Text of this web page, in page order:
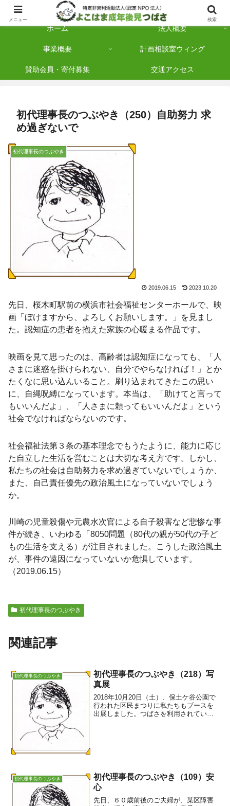
横浜市保土ケ谷区を拠点に「法人後見」を多数手がけている認定NPO法人です
ホーム 法人概要
事業概要 計画相談室ウィング
賛助会員・寄付募集 交通アクセス
初代理事長のつぶやき（250）自助努力 求
め過ぎないで
初代理事長のつぶやき
2019.06.15 2023.10.20
先日、桜木町駅前の横浜市社会福祉センターホールで、映
画「ぼけますから、よろしくお願いします。」を見まし
た。認知症の患者を抱えた家族の心暖まる作品です。
映画を見て思ったのは、高齢者は認知症になっても、「人
さまに迷惑を掛けられない、自分でやらなければ！」とか
たくなに思い込んいること。刷り込まれてきたこの思い
に、自縄呪縛になっています。本当は、「助けてと言って
もいいんだよ」、「人さまに頼ってもいいんだよ」という
社会でなければならないのです。
社会福祉法第３条の基本理念でもうたように、能力に応じ
た自立した生活を営むことは大切な考え方です。しかし、
私たちの社会は自助努力を求め過ぎていないでしょうか、
また、自己責任優先の政治風土になっていないでしょう
か。
川崎の児童殺傷や元農水次官による自子殺害など悲惨な事
件が続き、いわゆる「8050問題（80代の親が50代の子ど
もの生活を支える）が注目されました。こうした政治風土
が、事件の遠因になっていないか危惧しています。
（2019.06.15）
初代理事長のつぶやき
関連記事
初代理事長のつぶやき
初代理事長のつぶやき（218）写
真展
2018年10月20日（土）、保土ケ谷公園で
行われた区民まつりに私たちもブースを
出展しました。つばさを利用されている
初代理事長のつぶやき
初代理事長のつぶやき（109）安
心
先日、６０歳前後のご夫婦が、某区障害
メニュー 検索